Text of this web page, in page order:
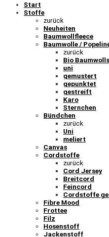
Start
Stoffe
zurück
Neuheiten
Baumwollfleece
Baumwolle /
zurück
Bio
uni
gemustert
gepunktet
gestreift
Karo
Sternchen
Bündchen
zurück
Uni
meliert
Canvas
Cordstoffe
zurück
Cord Jersey
Breitcord
Feincord
Cordstoffe
Fibre Mood
Frottee
Filz
Hosenstoff
Jackenstoff